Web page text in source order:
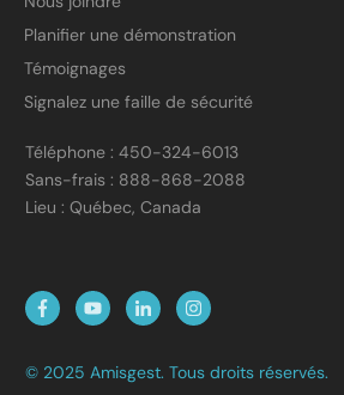
Planifier une démonstration
Témoignages
Signalez une faille de sécurité
Téléphone : 450-324-6013
Sans-frais : 888-868-2088
Lieu : Québec, Canada
© 2025 Amisgest. Tous droits réservés.